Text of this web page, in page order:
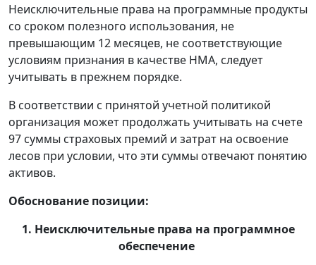
Неисключительные права на программные продукты
со сроком полезного использования, не
превышающим 12 месяцев, не соответствующие
условиям признания в качестве НМА, следует
учитывать в прежнем порядке.
В соответствии с принятой учетной политикой
организация может продолжать учитывать на счете
97 суммы страховых премий и затрат на освоение
лесов при условии, что эти суммы отвечают понятию
активов.
Обоснование позиции:
1. Неисключительные права на программное
обеспечение